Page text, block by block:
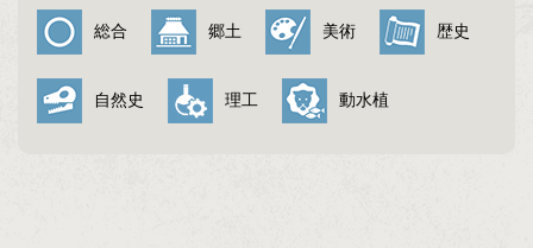
総合 郷土 美術 歴史
自然史 理工 動水植